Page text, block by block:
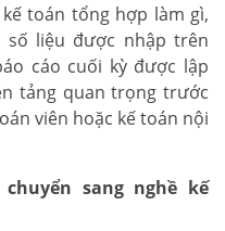
toán tổng hợp làm gì,
liệu được nhập trên
cáo cuối kỳ được lập
tảng quan trọng trước
viên hoặc kế toán nội
sang nghề kế